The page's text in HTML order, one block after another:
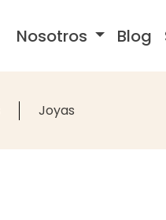
Nosotros Blog
Joyas